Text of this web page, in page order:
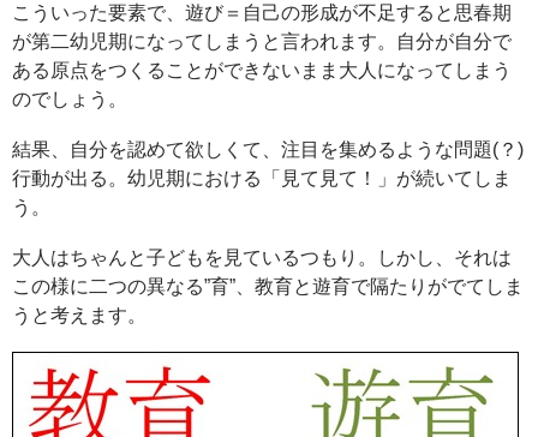
こういった要素で、遊び＝自己の形成が不足すると思春期
が第二幼児期になってしまうと言われます。自分が自分で
ある原点をつくることができないまま大人になってしまう
のでしょう。
結果、自分を認めて欲しくて、注目を集めるような問題(？)
行動が出る。幼児期における「見て見て！」が続いてしま
う。
大人はちゃんと子どもを見ているつもり。しかし、それは
この様に二つの異なる”育”、教育と遊育で隔たりがでてしま
うと考えます。